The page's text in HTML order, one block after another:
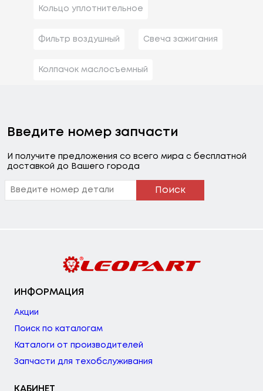
Кольцо уплотнительное
Фильтр воздушный Свеча зажигания
Колпачок маслосъемный
Введите номер запчасти
И получите предложения со всего мира с бесплатной
доставкой до Вашего города
Поиск
ИНФОРМАЦИЯ
Акции
Поиск по каталогам
Каталоги от производителей
Запчасти для техобслуживания
КАБИНЕТ